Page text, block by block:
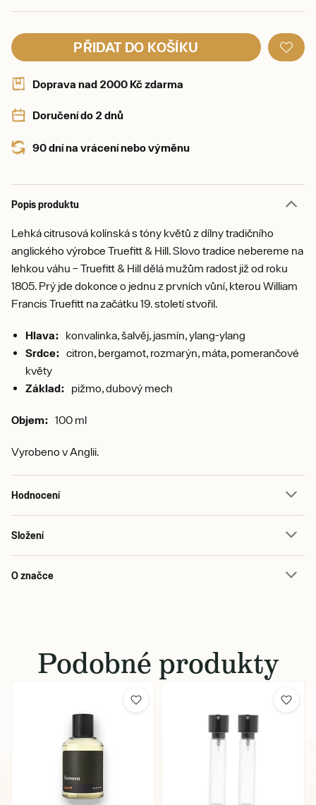
PŘIDAT DO KOŠÍKU
Doprava nad 2000 Kč zdarma
Doručení do 2 dnů
90 dní na vrácení nebo výměnu
Popis produktu
Lehká citrusová kolínská s tóny květů z dílny tradičního
anglického výrobce Truefitt & Hill. Slovo tradice nebereme na
lehkou váhu – Truefitt & Hill dělá mužům radost již od roku
1805. Prý jde dokonce o jednu z prvních vůní, kterou William
Francis Truefitt na začátku 19. století stvořil.
Hlava: konvalinka, šalvěj, jasmín, ylang-ylang
Srdce: citron, bergamot, rozmarýn, máta, pomerančové
květy
Základ: pižmo, dubový mech
Objem: 100 ml
Vyrobeno v Anglii.
Hodnocení
Složení
O značce
Podobné produkty